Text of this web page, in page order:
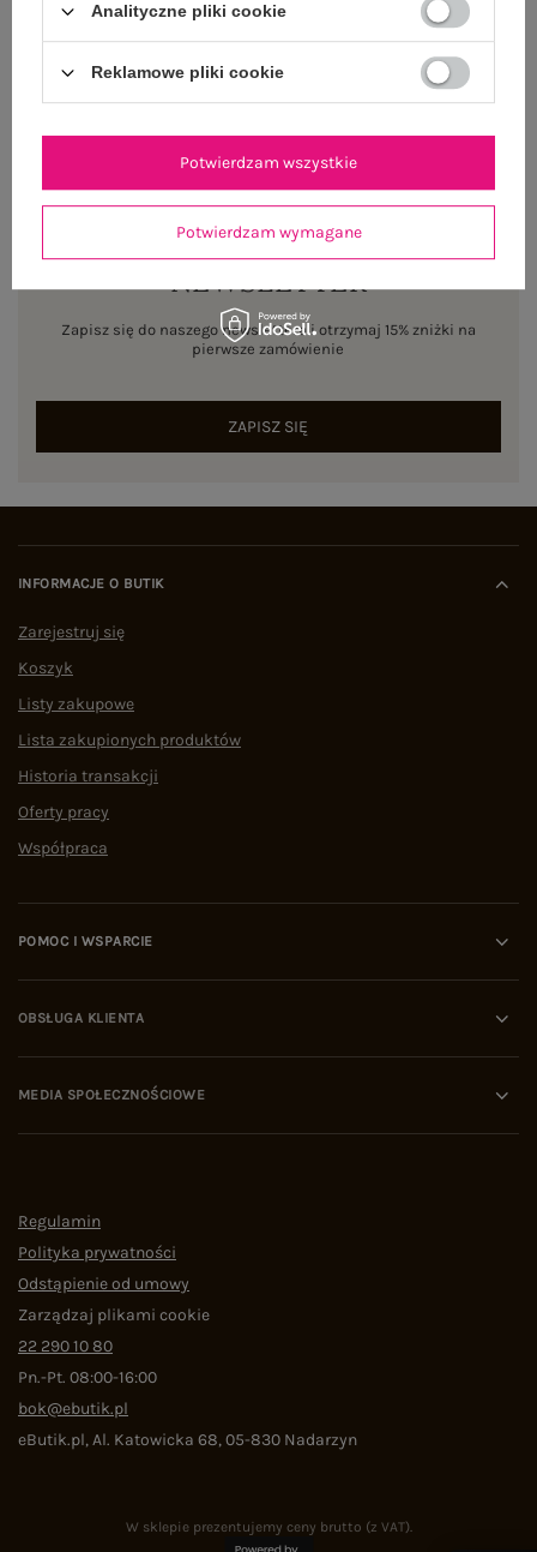
NEWSLETTER
Zapisz się do naszego newslettera i otrzymaj 15% zniżki na
pierwsze zamówienie
ZAPISZ SIĘ
INFORMACJE O BUTIK
Zarejestruj się
Koszyk
Listy zakupowe
Lista zakupionych produktów
Historia transakcji
Oferty pracy
Współpraca
POMOC I WSPARCIE
OBSŁUGA KLIENTA
MEDIA SPOŁECZNOŚCIOWE
Regulamin
Polityka prywatności
Odstąpienie od umowy
Zarządzaj plikami cookie
22 290 10 80
Pn.-Pt. 08:00-16:00
bok@ebutik.pl
eButik.pl,Al. Katowicka 68,05-830 Nadarzyn
W sklepie prezentujemy ceny brutto (z VAT).
Analityczne pliki cookie
Reklamowe pliki cookie
Potwierdzam wymagane
Potwierdzam wszystkie